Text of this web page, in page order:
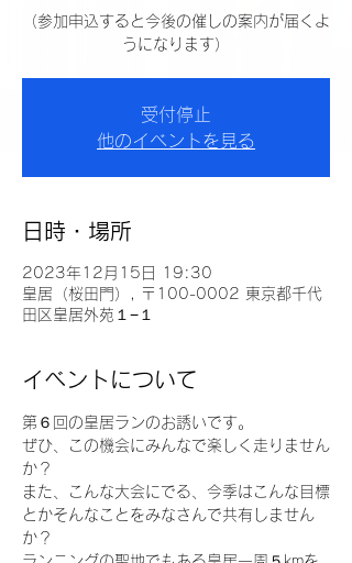
（参加申込すると今後の催しの案内が届くよ
うになります）
受付停止
他のイベントを見る
日時・場所
2023年12月15日 19:30
皇居（桜田門）, 〒100-0002 東京都千代
田区皇居外苑１−１
イベントについて
第６回の皇居ランのお誘いです。
ぜひ、この機会にみんなで楽しく走りません
か？
また、こんな大会にでる、今季はこんな目標
とかそんなことをみなさんで共有しません
か？